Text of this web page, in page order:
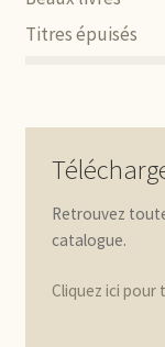
Titres épuisés
Retrouvez
catalogue.
Cliquez ici